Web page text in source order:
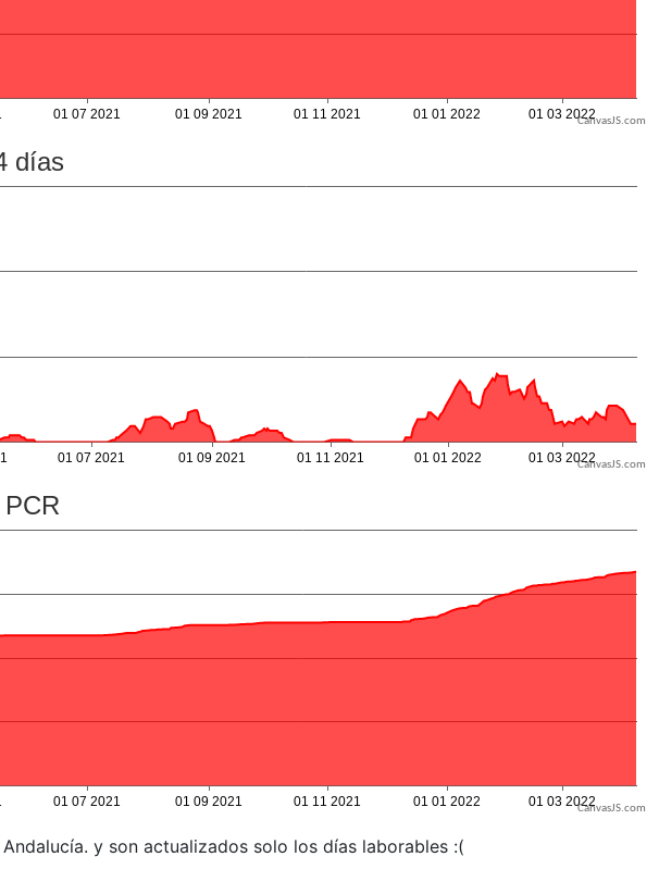
CanvasJS.com
CanvasJS.com
CanvasJS.com
y son actualizados solo los días laborables :(